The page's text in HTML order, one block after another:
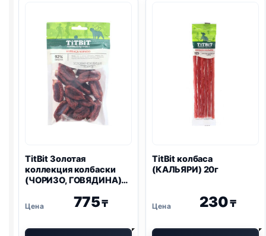
КРОЛИК)
100г
100г
TitBit Золотая
коллекция колбаски
(ЧОРИЗО, ГОВЯДИНА)
775₸
TitBit колбаса
(КАЛЬЯРИ) 20г
230₸